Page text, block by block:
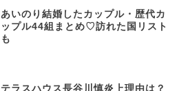
あいのり結婚したカップル・歴代カ
ップル44組まとめ♡訪れた国リスト
も
テラスハウス長谷川慎炎上理由は？